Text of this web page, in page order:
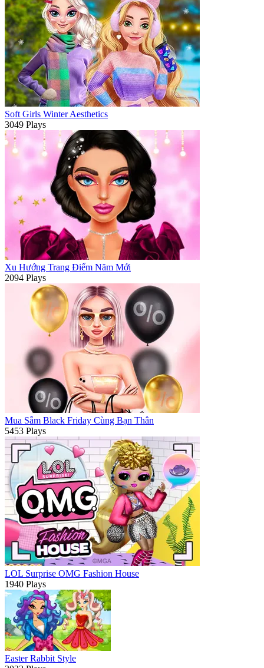
Soft Girls Winter Aesthetics
3049 Plays
Xu Hướng Trang Điểm Năm Mới
2094 Plays
Mua Sắm Black Friday Cùng Bạn Thân
5453 Plays
LOL Surprise OMG Fashion House
1940 Plays
Easter Rabbit Style